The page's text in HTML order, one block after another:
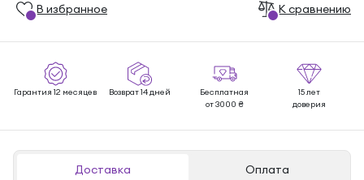
В избранноe К сравнению
Гарантия 12 месяцев Возврат 14 дней
Бесплатная
от 3000 ₴
15 лет
доверия
Доставка Оплата